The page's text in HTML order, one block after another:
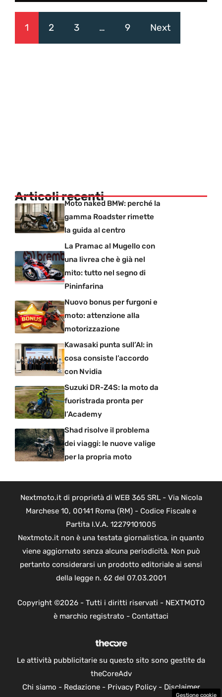
1 2 3 … 9 Next
Articoli recentiMoto naked BMW: perché la
gamma Roadster rimette
la guida al centro
La Pramac al Mugello con
una livrea che è già nel
mito: tutto nel segno di
Pininfarina
Nuovo bonus per furgoni e
moto: attenzione alla
motorizzazione
Kawasaki punta sull’AI: in
cosa consiste l’accordo
con Nvidia
Suzuki DR-Z4S: la moto da
fuoristrada pronta per
l’Academy
Shad risolve il problema
dei viaggi: le nuove valige
per la propria moto
Nextmoto.it di proprietà di WEB 365 SRL - Via Nicola
Marchese 10, 00141 Roma (RM) - Codice Fiscale e
Partita I.V.A. 12279101005
Nextmoto.it non è una testata giornalistica, in quanto
viene aggiornato senza alcuna periodicità. Non può
pertanto considerarsi un prodotto editoriale ai sensi
della legge n. 62 del 07.03.2001
Copyright ©2026 - Tutti i diritti riservati - NEXTMOTO
è marchio registrato - Contattaci
Le attività pubblicitarie su questo sito sono gestite da
theCoreAdv
Chi siamo - Redazione- Privacy Policy- Disclaimer
Gestione cookie